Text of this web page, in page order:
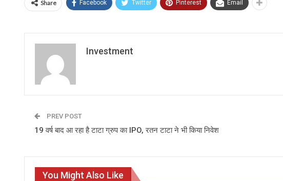
Share Facebook Twitter Pinterest Email
Investment
PREV POST
19 वर्ष बाद आ रहा है टाटा ग्रुप का IPO, रतन टाटा ने भी किया निवेश
You Might Also Like